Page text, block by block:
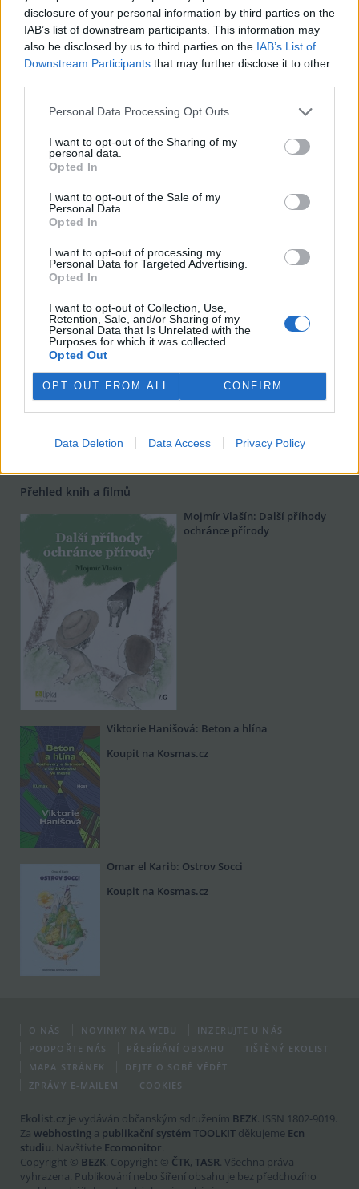
disclosure of your personal information by third parties on the
IAB’s list of downstream participants. This information may
also be disclosed by us to third parties on the IAB’s List of
Downstream Participants that may further disclose it to other
Personal Data Processing Opt Outs
I want to opt-out of the Sharing of my
personal data.
Opted In
I want to opt-out of the Sale of my
Personal Data.
Opted In
I want to opt-out of processing my
Personal Data for Targeted Advertising.
Opted In
I want to opt-out of Collection, Use,
Retention, Sale, and/or Sharing of my
Personal Data that Is Unrelated with the
Purposes for which it was collected.
Opted Out
OPT OUT FROM ALL CONFIRM
Data Deletion Data Access Privacy Policy
Na stránkách Ekolistu.cz jsme spustili reklamní kampaň, která se
obrací přímo na Vás, naše čtenáře. A její hlavní heslo „Našli jste
Ekolist.cz? Příště tu nemusí být“ není rozhodně nadnesené. Server
Ekolist.cz se totiž stále potácí na hraně, buď se nám podaří získat
peníze na další činnost, nebo bude poctivější říct si, že to nejde a se
ctí zavřít krám.
Červen 2013 na Ekolistu aneb Nový šéfredaktor
1.7.2013
Milé čtenářky a milí čtenáři,
jak jistě tušíte, Ekolist.cz prochází důležitou proměnou. Neradostná
finanční situace vede redakci k dost bolestnému rozhodování, co z
nabídky čtenářům oželet, aby server co nejvíc snížil náklady,
zároveň ale aby zůstal relevantním zdrojem článků o přírodě a
životním prostředí. Prvních šest měsíců roku 2013 se nám podařilo
Květen 2013: Co si na Ekolistu nepřečtete (pokud si to
sami nenapíšete)
Milé čtenářky a milí čtenáři,
Únor 2013 na Ekolistu: Dočasný konec diskuzí a
poděkování dárcům
8.3.2013
Milé čtenářky a milí čtenáři,
|2|3|4|»
Přehled knih a filmů
Mojmír Vlašín: Další příhody
ochránce přírody
Viktorie Hanišová: Beton a hlína
Koupit na Kosmas.cz
Omar el Karib: Ostrov Socci
Koupit na Kosmas.cz
O NÁS NOVINKY NA WEBU
INZERUJTE U NÁS
PODPOŘTE NÁS
PŘEBÍRÁNÍ OBSAHU
TIŠTĚNÝ EKOLIST
MAPA STRÁNEK
DEJTE O SOBĚ VĚDĚT
ZPRÁVY E-MAILEM
COOKIES
Ekolist.cz je vydáván občanským sdružením BEZK. ISSN 1802-9019.
Za webhosting a publikační systém TOOLKIT děkujeme Ecn
studiu. Navštivte Ecomonitor.
Copyright © BEZK. Copyright © ČTK, TASR. Všechna práva
vyhrazena. Publikování nebo šíření obsahu je bez předchozího